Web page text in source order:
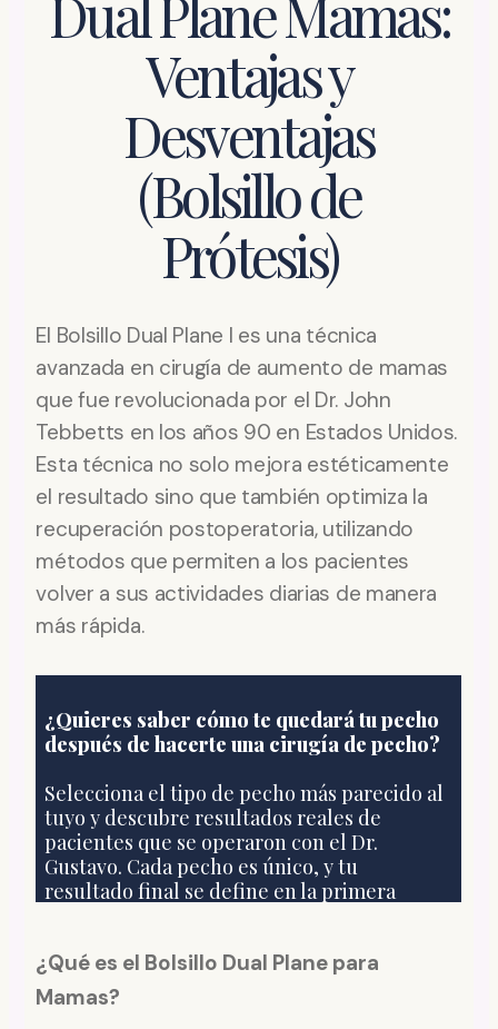
Ventajas y
Desventajas
(Bolsillo de
Prótesis)
El Bolsillo Dual Plane I es una técnica
avanzada en cirugía de aumento de mamas
que fue revolucionada por el Dr. John
Tebbetts en los años 90 en Estados Unidos.
Esta técnica no solo mejora estéticamente
el resultado sino que también optimiza la
recuperación postoperatoria, utilizando
métodos que permiten a los pacientes
volver a sus actividades diarias de manera
más rápida.
¿Qué es el Bolsillo Dual Plane para
Mamas?